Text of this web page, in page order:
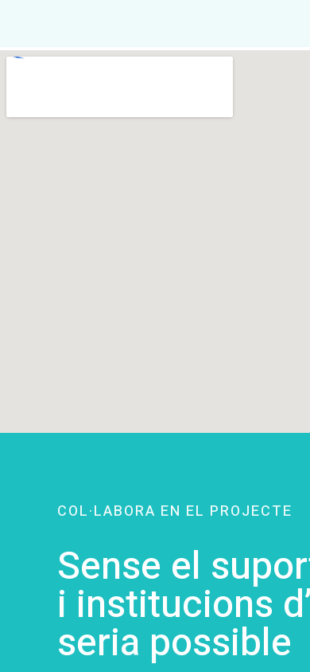
COL·LABORA EN EL PROJECTE
Sense el
i institucions
seria possible